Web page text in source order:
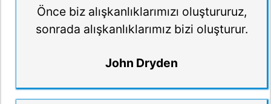
Önce biz alışkanlıklarımızı oluştururuz,
sonrada alışkanlıklarımız bizi oluşturur.
John Dryden